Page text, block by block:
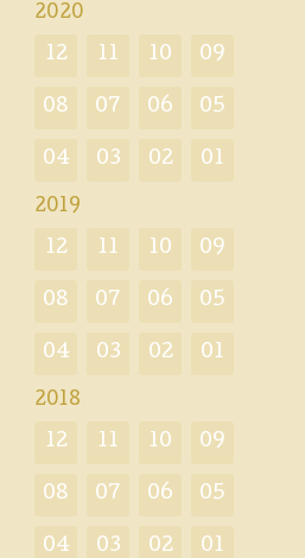
2020
12 11 10 09
08 07 06 05
04 03 02 01
2019
12 11 10 09
08 07 06 05
04 03 02 01
2018
12 11 10 09
08 07 06 05
04 03 02 01